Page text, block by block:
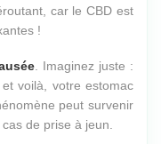
car le CBD est
!
. Imaginez juste :
voilà, votre estomac
peut survenir
de prise à jeun.